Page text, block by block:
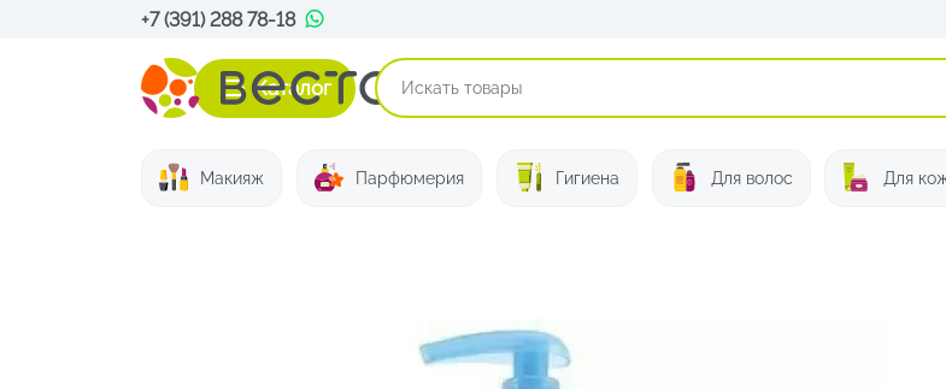
+7 (391) 288 78-18
Каталог
Макияж Парфюмерия Гигиена Для волос Для